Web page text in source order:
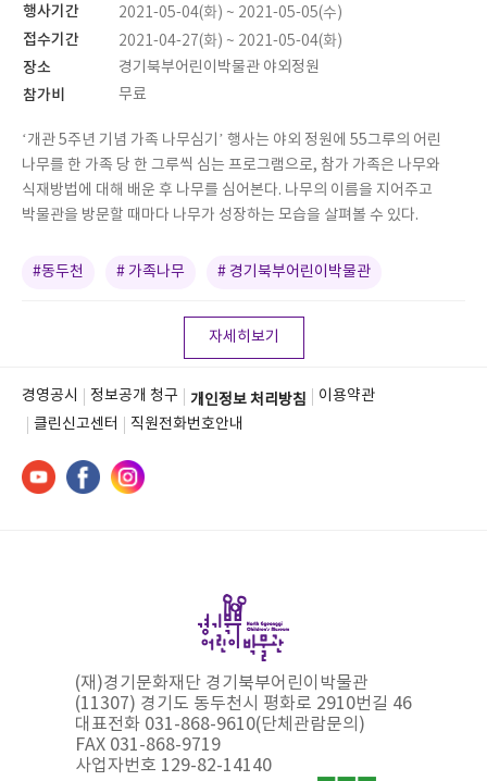
행사기간 2021-05-04(화) ~ 2021-05-05(수)
접수기간 2021-04-27(화) ~ 2021-05-04(화)
장소 경기북부어린이박물관 야외정원
참가비 무료
‘개관 5주년 기념 가족 나무심기’ 행사는 야외 정원에 55그루의 어린
나무를 한 가족 당 한 그루씩 심는 프로그램으로, 참가 가족은 나무와
식재방법에 대해 배운 후 나무를 심어본다. 나무의 이름을 지어주고
박물관을 방문할 때마다 나무가 성장하는 모습을 살펴볼 수 있다.
#동두천 # 가족나무 # 경기북부어린이박물관
자세히보기
경영공시 정보공개 청구 개인정보 처리방침
이용약관
클린신고센터
직원전화번호안내
(재)경기문화재단 경기북부어린이박물관
(11307) 경기도 동두천시 평화로 2910번길 46
대표전화 031-868-9610(단체관람문의)
FAX 031-868-9719
사업자번호 129-82-14140